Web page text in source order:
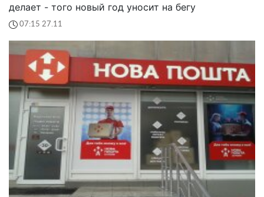
делает - того новый год уносит на бегу
07:15 27.11